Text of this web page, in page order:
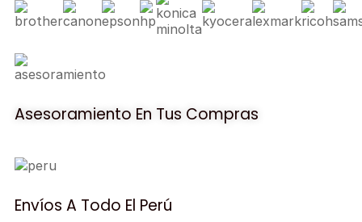
Asesoramiento En Tus Compras
Envíos A Todo El Perú